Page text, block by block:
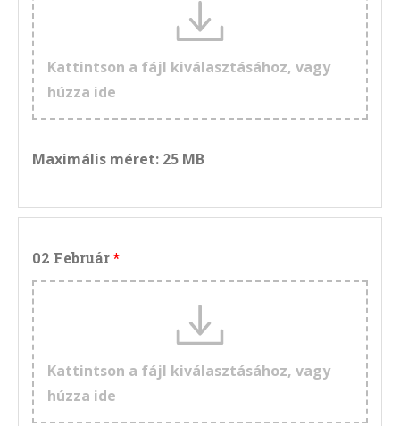
Kattintson a fájl kiválasztásához, vagy
húzza ide
Maximális méret: 25 MB
02 Február
Kattintson a fájl kiválasztásához, vagy
húzza ide